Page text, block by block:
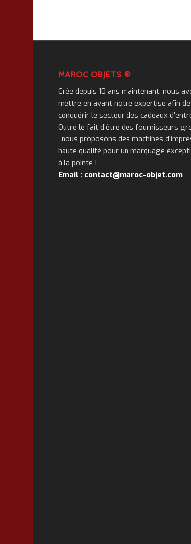
MAROC OBJETS ®
Crée depuis 10 ans maintenant, nous
mettre en avant notre expertise afin de
conquérir le secteur des cadeaux
Outre le fait d’être des fournisseurs
, nous proposons des machines
haute qualité pour un marquage
à la pointe !
Email : contact@maroc-objet.com